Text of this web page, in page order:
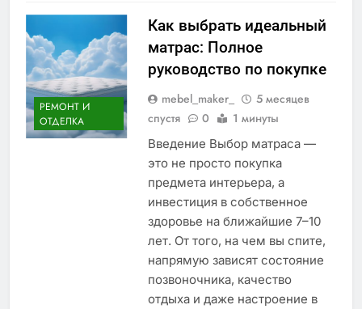
РЕМОНТ И
ОТДЕЛКА
Как выбрать идеальный
матрас: Полное
руководство по покупке
mebel_maker_
5 месяцев
спустя
0 1 минуты
Введение Выбор матраса —
это не просто покупка
предмета интерьера, а
инвестиция в собственное
здоровье на ближайшие 7–10
лет. От того, на чем вы спите,
напрямую зависят состояние
позвоночника, качество
отдыха и даже настроение в